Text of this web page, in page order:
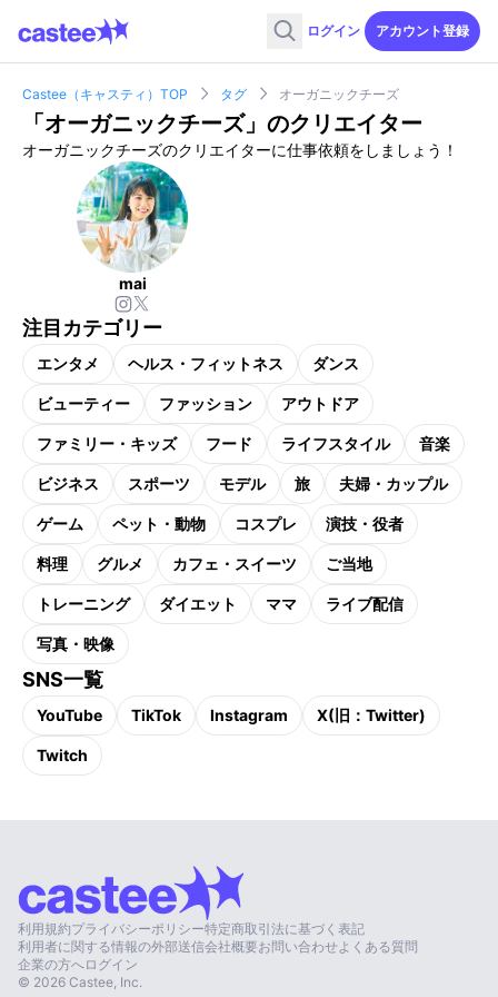
ログイン アカウント登録
Castee（キャスティ）TOP タグ オーガニックチーズ
「オーガニックチーズ」のクリエイター
オーガニックチーズのクリエイターに仕事依頼をしましょう！
mai
注目カテゴリー
エンタメ ヘルス・フィットネス ダンス
ビューティー ファッション アウトドア
ファミリー・キッズ フード ライフスタイル 音楽
ビジネス スポーツ モデル 旅 夫婦・カップル
ゲーム ペット・動物 コスプレ 演技・役者
料理 グルメ カフェ・スイーツ ご当地
トレーニング ダイエット ママ ライブ配信
写真・映像
SNS一覧
YouTube TikTok Instagram X(旧：Twitter)
Twitch
利用規約プライバシーポリシー特定商取引法に基づく表記
利用者に関する情報の外部送信会社概要お問い合わせ よくある質問
企業の方へログイン
© 2026 Castee, Inc.